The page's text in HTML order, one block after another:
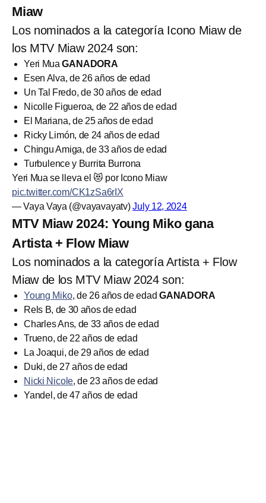
Miaw
Los nominados a la categoría Icono Miaw de
los MTV Miaw 2024 son:
Yeri MuaGANADORA
Esen Alva, de 26 años de edad
Un Tal Fredo, de 30 años de edad
Nicolle Figueroa, de 22 años de edad
El Mariana, de 25 años de edad
Ricky Limón, de 24 años de edad
Chingu Amiga, de 33 años de edad
Turbulence y Burrita Burrona
Yeri Mua se lleva el 😻 por Icono Miaw
pic.twitter.com/CK1zSa6rIX
— Vaya Vaya (@vayavayatv)July 12, 2024
MTV Miaw 2024: Young Miko gana
Artista + Flow Miaw
Los nominados a la categoría Artista + Flow
Miaw de los MTV Miaw 2024 son:
Young Miko, de 26 años de edadGANADORA
Rels B, de 30 años de edad
Charles Ans, de 33 años de edad
Trueno, de 22 años de edad
La Joaqui, de 29 años de edad
Duki, de 27 años de edad
Nicki Nicole, de 23 años de edad
Yandel, de 47 años de edad